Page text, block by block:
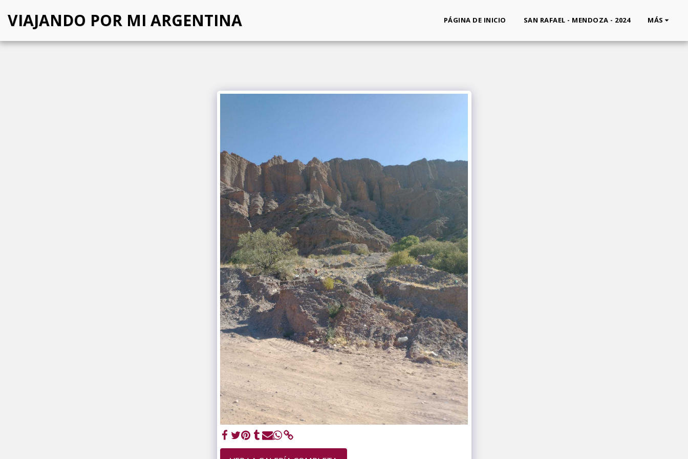
VIAJANDO POR MI ARGENTINA PÁGINA DE INICIO SAN RAFAEL - MENDOZA - 2024 MÁS